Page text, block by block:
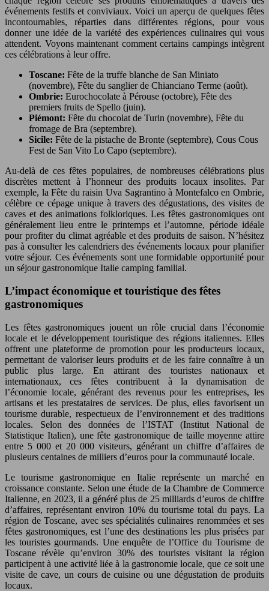
événements festifs et conviviaux. Voici un aperçu de quelques fêtes
incontournables, réparties dans différentes régions, pour vous
donner une idée de la variété des expériences culinaires qui vous
attendent. Voyons maintenant comment certains campings intègrent
ces célébrations à leur offre.
Toscane: Fête de la truffe blanche de San Miniato
(novembre), Fête du sanglier de Chianciano Terme (août).
Ombrie: Eurochocolate à Pérouse (octobre), Fête des
premiers fruits de Spello (juin).
Piémont: Fête du chocolat de Turin (novembre), Fête du
fromage de Bra (septembre).
Sicile: Fête de la pistache de Bronte (septembre), Cous Cous
Fest de San Vito Lo Capo (septembre).
Au-delà de ces fêtes populaires, de nombreuses célébrations plus
discrètes mettent à l’honneur des produits locaux insolites. Par
exemple, la Fête du raisin Uva Sagrantino à Montefalco en Ombrie,
célèbre ce cépage unique à travers des dégustations, des visites de
caves et des animations folkloriques. Les fêtes gastronomiques ont
généralement lieu entre le printemps et l’automne, période idéale
pour profiter du climat agréable et des produits de saison. N’hésitez
pas à consulter les calendriers des événements locaux pour planifier
votre séjour. Ces événements sont une formidable opportunité pour
un séjour gastronomique Italie camping familial.
L’impact économique et touristique des fêtes
gastronomiques
Les fêtes gastronomiques jouent un rôle crucial dans l’économie
locale et le développement touristique des régions italiennes. Elles
offrent une plateforme de promotion pour les producteurs locaux,
permettant de valoriser leurs produits et de les faire connaître à un
public plus large. En attirant des touristes nationaux et
internationaux, ces fêtes contribuent à la dynamisation de
l’économie locale, générant des revenus pour les entreprises, les
artisans et les prestataires de services. De plus, elles favorisent un
tourisme durable, respectueux de l’environnement et des traditions
locales. Selon des données de l’ISTAT (Institut National de
Statistique Italien), une fête gastronomique de taille moyenne attire
entre 5 000 et 20 000 visiteurs, générant un chiffre d’affaires de
plusieurs centaines de milliers d’euros pour la communauté locale.
Le tourisme gastronomique en Italie représente un marché en
croissance constante. Selon une étude de la Chambre de Commerce
Italienne, en 2023, il a généré plus de 25 milliards d’euros de chiffre
d’affaires, représentant environ 10% du tourisme total du pays. La
région de Toscane, avec ses spécialités culinaires renommées et ses
fêtes gastronomiques, est l’une des destinations les plus prisées par
les touristes gourmands. Une enquête de l’Office du Tourisme de
Toscane révèle qu’environ 30% des touristes visitant la région
participent à une activité liée à la gastronomie locale, que ce soit une
visite de cave, un cours de cuisine ou une dégustation de produits
locaux.